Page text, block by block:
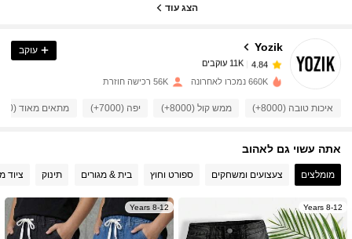
הצג עוד
Yozik
x***h שילםלפני יום אחד
4.84
4.84 11K עוקבים
עוקב
660K נמכרו לאחרונה 56K רכישה חוזרת
איכות טובה (8000+) ממש קול (8000+) יפה (7000+) מתאים מאוד (3000+)
אתה עשוי גם לאהוב
מומלצים צעצועים ומשחקים ספורט וחוץ בית & מגורים תינוק ציוד
8-12 Years
8-12 Years